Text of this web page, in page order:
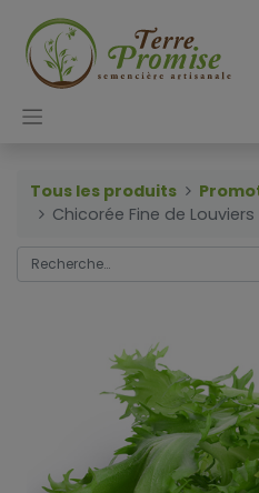
Tous les produits
Chicorée Fine de